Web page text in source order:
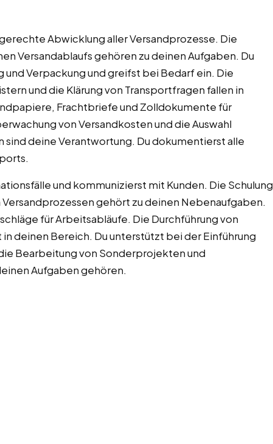
Abwicklung aller Versandprozesse. Die
Versandablaufs gehören zu deinen Aufgaben. Du
Verpackung und greifst bei Bedarf ein. Die
und die Klärung von Transportfragen fallen in
Frachtbriefe und Zolldokumente für
von Versandkosten und die Auswahl
deine Verantwortung. Du dokumentierst alle
und kommunizierst mit Kunden. Die Schulung
gehört zu deinen Nebenaufgaben.
für Arbeitsabläufe. Die Durchführung von
deinen Bereich. Du unterstützt bei der Einführung
Bearbeitung von Sonderprojekten und
Aufgaben gehören.